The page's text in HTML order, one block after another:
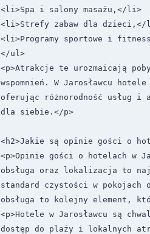
<li>Spa i salony masażu,</li>
<li>Strefy zabaw dla
<li>Programy sportowe i
</ul>
<p>Atrakcje te urozmaicają
wspomnień. W Jarosławcu
oferując różnorodność usług
dla siebie.</p>
<h2>Jakie są opinie gości o
<p>Opinie gości o hotelach w
obsługa oraz lokalizacja to
standard czystości w pokojach
obsługa to kolejny element,
<p>Hotele w Jarosławcu są
dostęp do plaży i lokalnych